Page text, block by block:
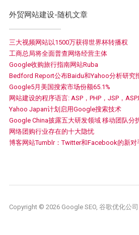
外贸网站建设-随机文章
三大视频网站以1500万获得世界杯转播权
工商总局将全面普查网络经营主体
Google收购旅行指南网站Ruba
Bedford Report公布Baidu和Yahoo分析研究
Google5月美国搜索市场份额65.1%
网站建设的程序语言: ASP，PHP，JSP，
Yahoo Japan计划启用Google搜索技术
Google China披露五大研发领域 移动团队分
网络团购行业存在的十大隐忧
博客网站Tumblr：Twitter和Facebook的新对
Copyright © 2026 Google SEO, 谷歌优化公